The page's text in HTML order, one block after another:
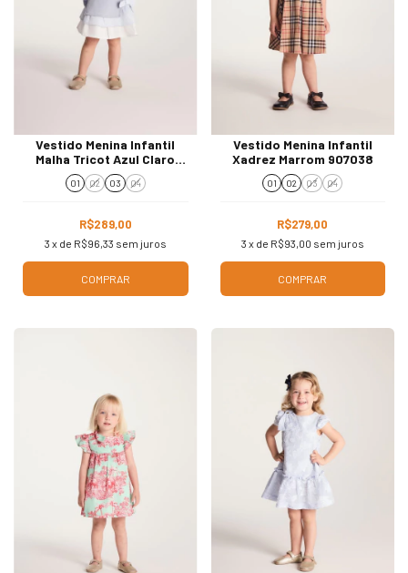
Vestido Menina Infantil
Malha Tricot Azul Claro
907005
01 02 03 04
R$289,00
3 x de R$96,33 sem juros
COMPRAR
Vestido Menina Infantil
Xadrez Marrom 907038
01 02 03 04
R$279,00
3 x de R$93,00 sem juros
COMPRAR